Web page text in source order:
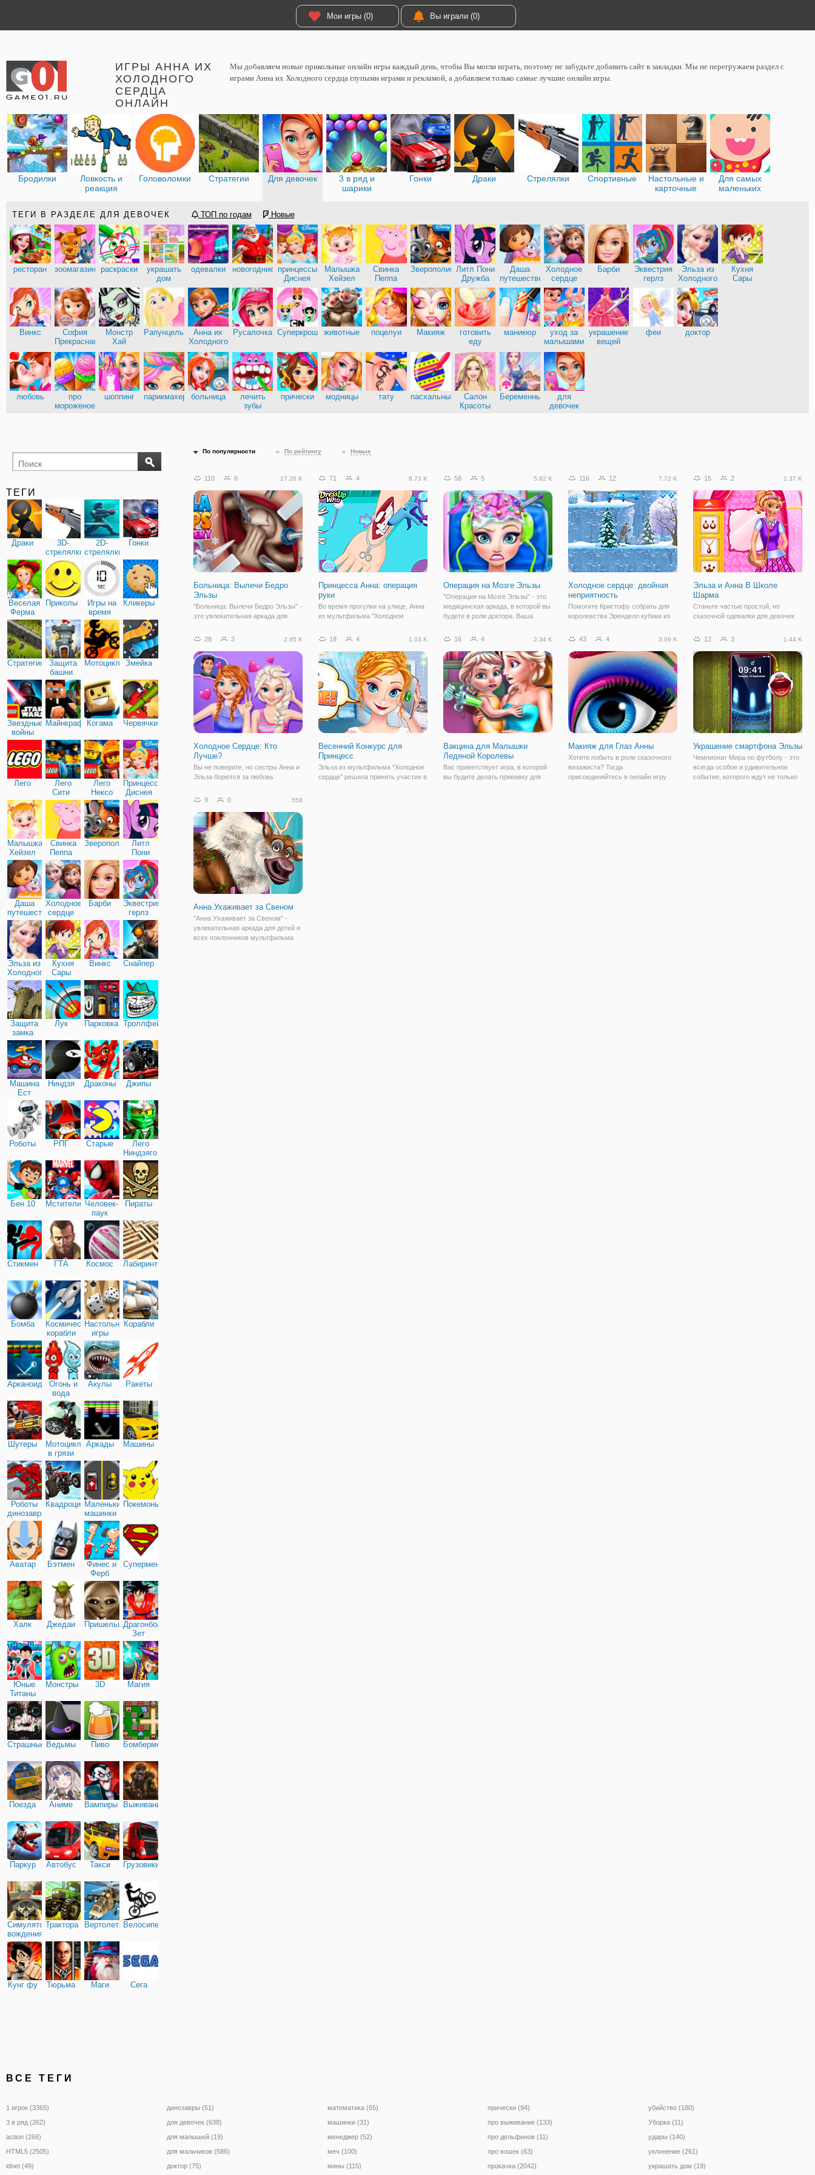
Мои игры (0) Вы играли (0)
ИГРЫ АННА ИХ
ХОЛОДНОГО
СЕРДЦА
ОНЛАЙН
Мы добавляем новые прикольные онлайн игры каждый день, чтобы Вы могли играть, поэтому не забудьте добавить сайт в закладки. Мы не перегружаем раздел с
играми Анна их Холодного сердца глупыми играми и рекламой, а добавляем только самые лучшие онлайн игры.
Бродилки
Ловкость и
реакция
Головоломки Стратегии Для девочек
3 в ряд и
шарики
Гонки Драки Стрелялки Спортивные
Настольные и
карточные
Для самых
маленьких
ТЕГИ В РАЗДЕЛЕ ДЛЯ ДЕВОЧЕК ТОП по годам Новые
ресторан зоомагазин раскраски
украшать
дом
одевалки новогодние принцессы
Диснея
Малышка
Хейзел
Свинка
Пеппа
Зверополис Литл Пони
Дружба
Даша
путешественница
Холодное
сердце
Барби
Эквестрия
герлз
Эльза из
Холодного
сердца
Кухня
Сары
Винкс
София
Прекрасная
Монстр
Хай
Рапунцель
Анна их
Холодного
сердца
Русалочка Суперкрошкиживотные поцелуи Макияж
готовить
еду
маникюр
уход за
малышами
украшение
вещей
феи доктор
любовь
про
мороженое
шоппинг парикмахерскиебольница
лечить
зубы
прически модницы тату пасхальные
Салон
Красоты
Беременные
для
девочек
ТЕГИ
Драки
3D-
стрелялки
2D-
стрелялки
Гонки
Веселая
Ферма
Приколы
Игры на
время
Кликеры
Стратегия
Защита
башни
МотоциклыЗмейка
Звездные
войны
Майнкрафт Когама Червячки
Лего
Лего
Сити
Лего
Нексо
Найтс
Принцессы
Диснея
Малышка
Хейзел
Свинка
Пеппа
Зверополис
Литл
Пони
Дружба
Даша
путешественница
Холодное
сердце
Барби
Эквестрия
герлз
Эльза из
Холодного
сердца
Кухня
Сары
Винкс Снайпер
Защита
замка
Лук Парковка Троллфейс
Машина
Ест
Машину
Ниндзя Драконы Джипы
Роботы РПГ Старые
Лего
Ниндзяго
Бен 10 Мстители Человек-
паук
Пираты
Стикмен ГТА Космос Лабиринты
Бомба
Космические
корабли
Настольные
игры
Корабли
Арканоид
Огонь и
вода
Акулы Ракеты
Шутеры
Мотоциклы
в грязи
Аркады Машины
Роботы
динозавры
КвадроциклыМаленькие
машинки
Покемоны
Аватар Бэтмен
Финес и
Ферб
Супермен
Халк Джедаи ПришельцыДрагонболл
Зет
Юные
Титаны
Монстры 3D Магия
Страшные Ведьмы Пиво Бомбермен
Поезда Аниме Вампиры Выживание
Паркур Автобус Такси Грузовики
Симулятор
вождения
Трактора ВертолетыВелосипед
Кунг фу Тюрьма Маги Сега
По популярности По рейтингу Новые
110 6 17.26 K
Больница: Вылечи Бедро
Эльзы
"Больница: Вылечи Бедро Эльзы" -
это увлекательная аркада для
примерить на себя роль хирурга. К
повредила бедро, притом сильно
повредила, так что вам
71 4 8.73 K
Принцесса Анна: операция
руки
Во время прогулки на улице, Анна
из мультфильма "Холодное
сломала себе руку. Перелом
вмешательство хирурга. В онлайн
игре "Принцесса Анна: операция
руки" вам
58 5 5.82 K
Операция на Мозге Эльзы
"Операция на Мозге Эльзы" - это
медицинская аркада, в которой вы
будете в роли доктора. Ваша
осмотреть пациентку и провести
там вы выявили проблемы,
которые
116 12 7.72 K
Холодное сердце: двойная
неприятность
Помогите Кристофу собрать для
королевства Эренделл кубики из
сердце: двойная неприятность".
логический жанр, который состоит
из двух этапов. На первом, вам
предстоит
15 2 2.37 K
Эльза и Анна В Школе
Шарма
Станьте частью простой, но
сказочной одевалки для девочек
Школе Шарма". Здесь вы
мультфильма "Холодное сердце" -
Анне и Эльзе подготовиться к
важному событию. Дело в
28 3 2.95 K
Холодное Сердце: Кто
Лучше?
Вы не поверите, но сестры Анна и
Эльза борются за любовь
давайте посмотрим, что же будет
помогать обеим сестрам,
подготовиться к встречи с
Кристофом. Начнем с
18 4 1.03 K
Весенний Конкурс для
Принцесс
Эльза из мультфильма "Холодное
сердце" решила принять участие в
16 4 2.34 K
Вакцина для Малышки
Ледяной Королевы
Вас приветствует игра, в которой
вы будите делать прививку для
43 4 3.09 K
Макияж для Глаз Анны
Хотите побыть в роли сказочного
визажиста? Тогда
присоединяйтесь в онлайн игру
12 3 1.44 K
Украшение смартфона Эльзы
Чемпионат Мира по футболу - это
всегда особое и удивительное
событие, которого ждут не только
9 0 558
Анна Ухаживает за Свеном
"Анна Ухаживает за Свеном" -
увлекательная аркада для детей и
всех поклонников мультфильма
ВСЕ ТЕГИ
1 игрок (3365)
3 в ряд (262)
action (266)
HTML5 (2505)
idnet (49)
динозавры (51)
для девочек (638)
для малышей (19)
для мальчиков (586)
доктор (75)
математика (65)
машинки (31)
менеджер (52)
меч (100)
мины (115)
прически (94)
про выживание (133)
про дельфинов (11)
про кошек (63)
прокачка (2042)
убийство (180)
Уборка (11)
удары (140)
уклонение (261)
украшать дом (19)